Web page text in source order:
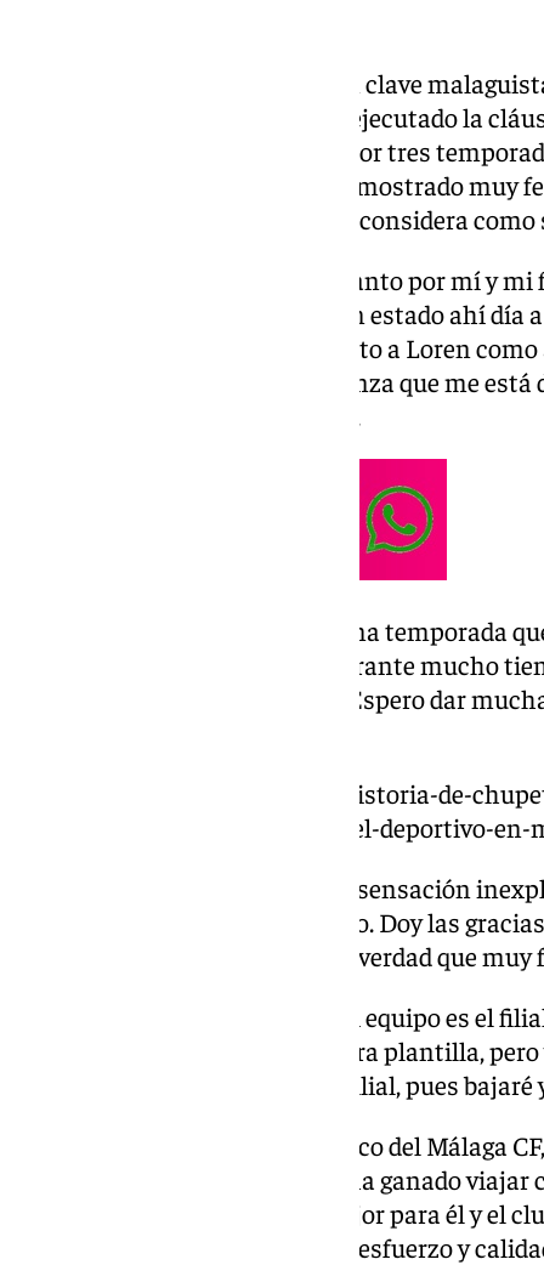
La gran noticia de la semana en clave
. El club ha ejecutado la
Chupete para poder renovarlo por tres
primer equipo. El jugador se ha mostrado
con el club de Martiricos, al que considera como
Renovación: «Estoy muy feliz, tanto por mí y
representantes. Son los que han estado ahí día
confianza depositada en mí tanto a Loren
posible y al míster por la confianza que me
enero y la verdad que muy feliz».
Temporada de matrícula: «Es una temporada
es en lo que llevo trabajando durante mucho
Como en casa en ningún sitio. Espero dar
https://www.101tv.es/la-intrahistoria-de-
ser-el-heroe-de-la-noche-ante-el-deportivo-
Gol ante el Deportivo: «Fue una sensación
pelota. No sabía cómo celebrarlo. Doy las
apoyo que nos dan día a día y la verdad que muy
Sin olvidar al filial: «Este año mi equipo es el
paso a formar parte de la primera plantilla,
si creen que tengo que bajar al filial, pues
La última vez que habló el técnico del Málaga
reconocimiento merecido: «Se ha ganado
más y estamos buscando lo mejor para él y el
ejemplo del canterano, que con esfuerzo y